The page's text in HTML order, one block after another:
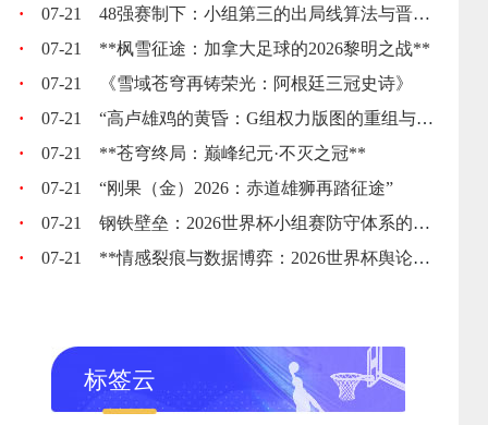
·
07-21
48强赛制下：小组第三的出局线算法与晋级门槛推演
·
07-21
**枫雪征途：加拿大足球的2026黎明之战**
·
07-21
《雪域苍穹再铸荣光：阿根廷三冠史诗》
·
07-21
“高卢雄鸡的黄昏：G组权力版图的重组与裂变”
·
07-21
**苍穹终局：巅峰纪元·不灭之冠**
·
07-21
“刚果（金）2026：赤道雄狮再踏征途”
·
07-21
钢铁壁垒：2026世界杯小组赛防守体系的极致博弈
·
07-21 **情感裂痕与数据博弈：2026世界杯舆论风暴的多维解构**
标签云